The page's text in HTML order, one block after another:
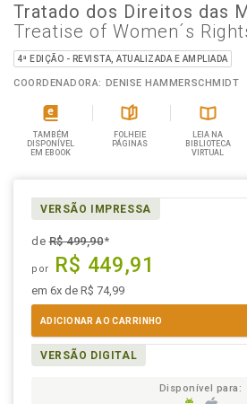
Tratado dos Direitos das
Treatise of Women´s
4ª EDIÇÃO - REVISTA, ATUALIZADA E AMPLIADA
COORDENADORA: DENISE HAMMERSCHMIDT
TAMBÉM
DISPONÍVEL
EM EBOOK
FOLHEIE
PÁGINAS
LEIA NA
BIBLIOTECA
VIRTUAL
VERSÃO IMPRESSA
deR$ 499,90*
por R$ 449,91
em 6x de R$ 74,99
ADICIONAR AO CARRINHO
VERSÃO DIGITAL
Disponível para: